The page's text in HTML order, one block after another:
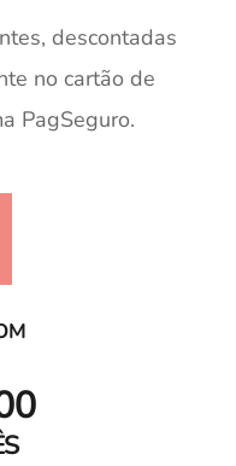
descontadas
no cartão de
PagSeguro.